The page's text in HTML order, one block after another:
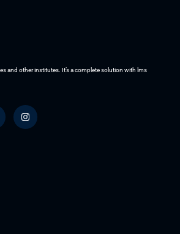
and other institutes. It’s a complete solution with lms